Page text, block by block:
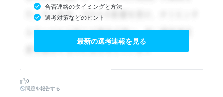
合否連絡のタイミングと方法
選考対策などのヒント
最新の選考速報を見る
0
問題を報告する